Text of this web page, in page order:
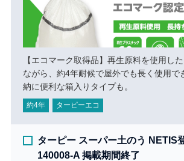
【エコマーク取得品】再生原料を使用し
ながら、約4年耐候で屋外でも長く使用で
納に便利な箱入りタイプも。
約4年 ターピーエコ
ターピー スーパー土のう NETIS
140008-A 掲載期間終了